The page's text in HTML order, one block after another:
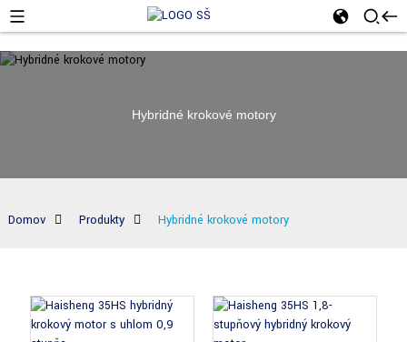
Hybridné krokové motory
Domov Produkty Hybridné krokové motory